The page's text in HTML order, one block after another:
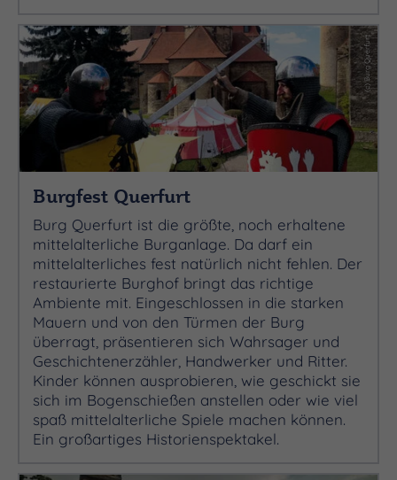
(c) Burg Querfurt
Burgfest Querfurt
Burg Querfurt ist die größte, noch erhaltene
mittelalterliche Burganlage. Da darf ein
mittelalterliches fest natürlich nicht fehlen. Der
restaurierte Burghof bringt das richtige
Ambiente mit. Eingeschlossen in die starken
Mauern und von den Türmen der Burg
überragt, präsentieren sich Wahrsager und
Geschichtenerzähler, Handwerker und Ritter.
Kinder können ausprobieren, wie geschickt sie
sich im Bogenschießen anstellen oder wie viel
spaß mittelalterliche Spiele machen können.
Ein großartiges Historienspektakel.